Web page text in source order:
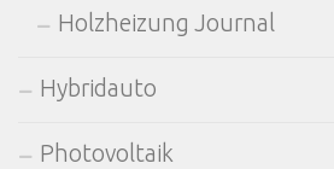
Holzheizung Journal
Hybridauto
Photovoltaik